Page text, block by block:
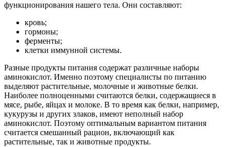
функционирования нашего тела. Они составляют:
кровь;
гормоны;
ферменты;
клетки иммунной системы.
Разные продукты питания содержат различные наборы
аминокислот. Именно поэтому специалисты по питанию
выделяют растительные, молочные и животные белки.
Наиболее полноценными считаются белки, содержащиеся в
мясе, рыбе, яйцах и молоке. В то время как белки, например,
кукурузы и других злаков, имеют неполный набор
аминокислот. Поэтому оптимальным вариантом питания
считается смешанный рацион, включающий как
растительные, так и животные продукты.